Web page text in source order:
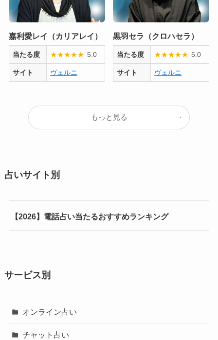
嘉利愛レイ（カリアレイ）
当たる度 ★★★★★ 5.0
サイト ヴェルニ
黒羽セラ（クロハセラ）
当たる度 ★★★★★ 5.0
サイト ヴェルニ
もっと見る
占いサイト別
【2026】電話占い当たるおすすめランキング
サービス別
オンライン占い
チャット占い